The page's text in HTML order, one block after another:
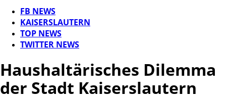
FB NEWS
KAISERSLAUTERN
TOP NEWS
TWITTER NEWS
Haushaltärisches Dilemma
der Stadt Kaiserslautern